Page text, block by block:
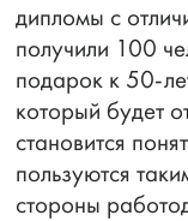
дипломы с
получили 100
подарок к 50-
который будет
становится
пользуются
стороны